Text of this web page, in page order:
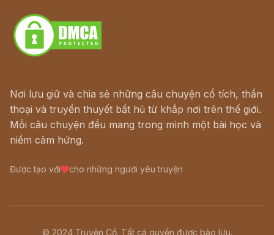
Nơi lưu giữ và chia sẻ những câu chuyện cổ tích, thần
thoại và truyền thuyết bất hủ từ khắp nơi trên thế giới.
Mỗi câu chuyện đều mang trong mình một bài học và
niềm cảm hứng.
Được tạo với cho những người yêu truyện
© 2024 Truyện Cổ. Tất cả quyền được bảo lưu.